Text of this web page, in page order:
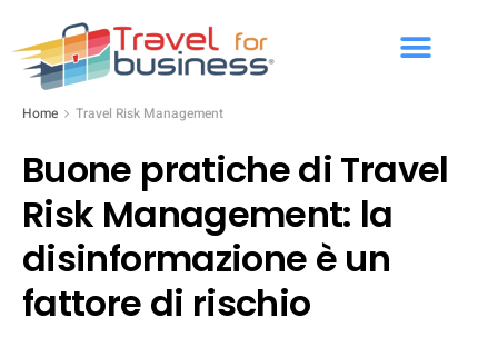
Home Travel Risk Management
Buone pratiche di Travel
Risk Management: la
disinformazione è un
fattore di rischio